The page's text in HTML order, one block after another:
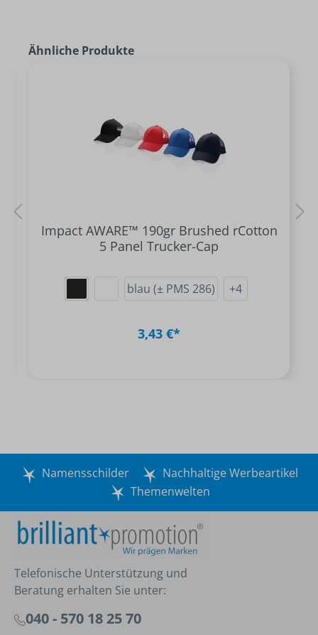
Ähnliche Produkte
Impact AWARE™ 190gr Brushed rCotton
5 Panel Trucker-Cap
blau (± PMS 286) +4
3,43 €*
Namensschilder
Nachhaltige Werbeartikel
Themenwelten
Telefonische Unterstützung und
Beratung erhalten Sie unter:
040 - 570 18 25 70